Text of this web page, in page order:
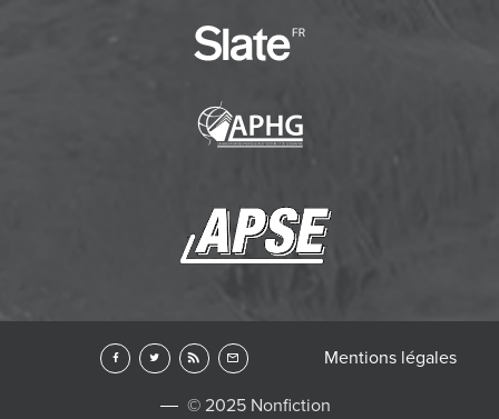
© 2025 Nonfiction
Mentions légales